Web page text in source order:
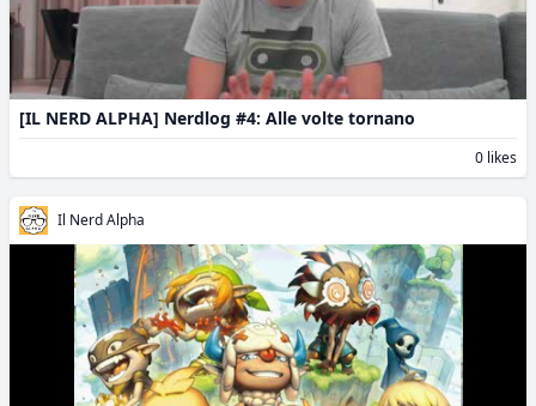
[IL NERD ALPHA] Nerdlog #4: Alle volte tornano
0 likes
Il Nerd Alpha